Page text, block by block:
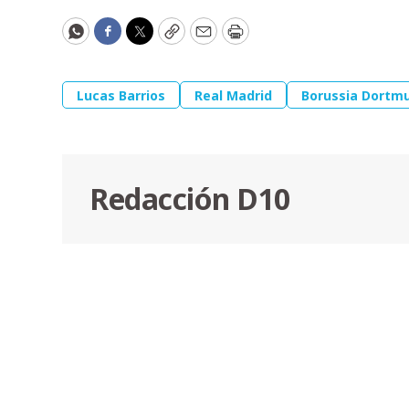
WhatsApp
Facebook
Twitter
CopyEmailPrint
Lucas Barrios Real Madrid Borussia
Redacción D10